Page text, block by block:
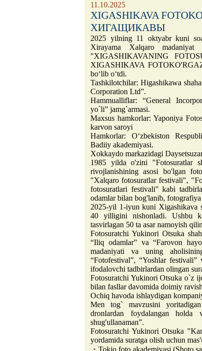
11.10.2025
XIGASHIKAVA
ХИГАЩИКАВЫ
2025 yilning 11 oktyabr kuni
Xirayama Xalqaro madaniyat
"XIGASHIKAVANING
XIGASHIKAVA
bo‘lib o‘tdi.
Tashkilotchilar: Higashikawa
Corporation Ltd”.
Hammualliflar: “General
yo`li” jamg`armasi.
Maxsus hamkorlar: Yaponiya
karvon saroyi
Hamkorlar: Oʻzbekiston
Badiiy akademiyasi.
Xokkaydo markazidagi
1985 yilda o'zini "Fotosuratlar
rivojlanishining asosi bo'lgan
"Xalqaro fotosuratlar festivali",
fotosuratlari festivali" kabi
odamlar bilan bog'lanib,
2025-yil 1-iyun kuni Xigashikava
40 yilligini nishonladi. Ushbu
tasvirlagan 50 ta asar namoyish
Fotosuratchi Yukinori Otsuka
“Iliq odamlar” va “Farovon
madaniyati va uning
“Fotofestival”, “Yoshlar
ifodalovchi tadbirlardan olingan
Fotosuratchi Yukinori Otsuka o`z
bilan fasllar davomida doimiy
Ochiq havoda ishlaydigan
Men tog` mavzusini
dronlardan foydalangan
shug'ullanaman”.
Fotosuratchi Yukinori Otsuka
yordamida suratga olish uchun
・Tokio foto akademiyasi (Shoto